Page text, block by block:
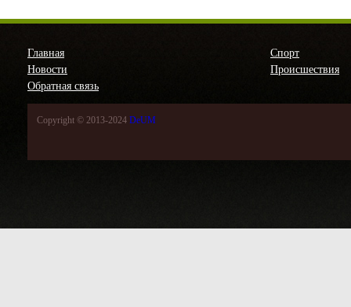
Главная
Новости
Обратная связь
Спорт
Происшествия
Copyright © 2013-2024 DeUM